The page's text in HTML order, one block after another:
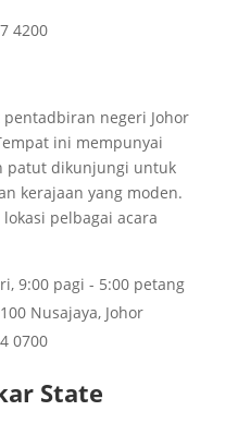
4200
negeri Johor
ini mempunyai
patut dikunjungi untuk
kerajaan yang moden.
pelbagai acara
9:00 pagi - 5:00 petang
Nusajaya, Johor
0700
State